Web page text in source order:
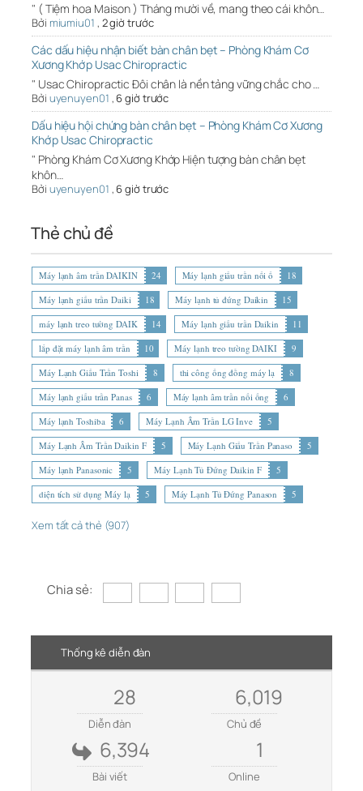
" ( Tiệm hoa Maison ) Tháng mười về, mang theo cái khôn…
Bởi miumiu01 , 2 giờ trước
Các dấu hiệu nhận biết bàn chân bẹt – Phòng Khám Cơ
Xương Khớp Usac Chiropractic
" Usac Chiropractic Đôi chân là nền tảng vững chắc cho …
Bởi uyenuyen01 , 6 giờ trước
Dấu hiệu hội chứng bàn chân bẹt – Phòng Khám Cơ Xương
Khớp Usac Chiropractic
" Phòng Khám Cơ Xương Khớp Hiện tượng bàn chân bẹt
khôn…
Bởi uyenuyen01 , 6 giờ trước
Thẻ chủ đề
Máy lạnh âm trần DAIKIN 24 Máy lạnh giấu trần nối ố
18
Máy lạnh giấu trần Daiki
18 Máy lạnh tủ đứng Daikin
15
máy lạnh treo tường DAIK
14 Máy lạnh giấu trần Daikin
11
lắp đặt máy lạnh âm trần
10 Máy lạnh treo tường DAIKI
9
Máy Lạnh Giấu Trần Toshi
8 thi công ống đồng máy lạ
8
Máy lạnh giấu trần Panas
6 Máy lạnh âm trần nối ống
6
Máy lạnh Toshiba
6 Máy Lạnh Âm Trần LG Inve
5
Máy Lạnh Âm Trần Daikin F
5 Máy Lạnh Giấu Trần Panaso
5
Máy lạnh Panasonic
5 Máy Lạnh Tủ Đứng Daikin F
5
diện tích sử dụng Máy lạ
5 Máy Lạnh Tủ Đứng Panason 5
Xem tất cả thẻ (907)
Chia sẻ:
Thống kê diễn đàn
28
Diễn đàn
6,019
Chủ đề
6,394
Bài viết
1
Online